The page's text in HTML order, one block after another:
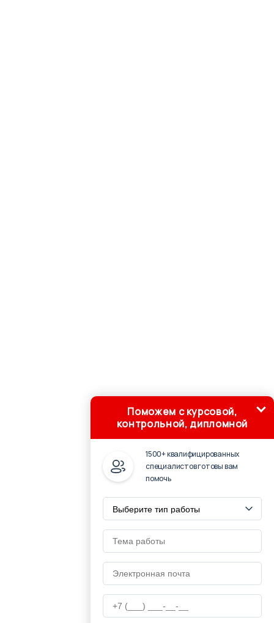
Поможем с курсовой,
контрольной, дипломной
1500+ квалифицированных
специалистов готовы вам
помочь